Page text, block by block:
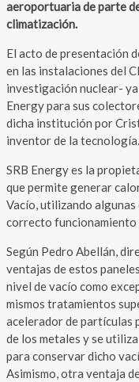
aeroportuaria de parte
climatización.
El acto de presentación
en las instalaciones del
investigación nuclear-
Energy para sus
dicha institución por
inventor de la tecnología.
SRB Energy es la
que permite generar
Vacío, utilizando
correcto funcionamiento
Según Pedro Abellán,
ventajas de estos
nivel de vacío como
mismos tratamientos
acelerador de partículas
de los metales y se
para conservar dicho
Asimismo, otra ventaja